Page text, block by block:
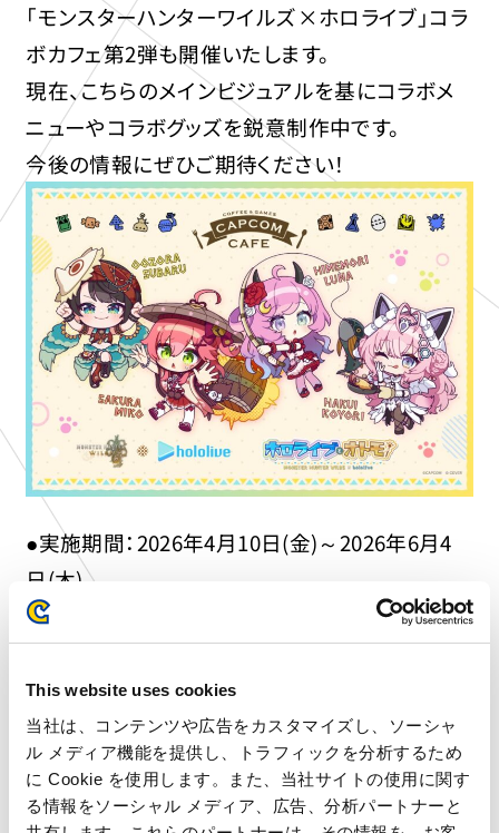
This website uses cookies
当社は、コンテンツや広告をカスタマイズし、ソーシャ
ル メディア機能を提供し、トラフィックを分析するため
に Cookie を使用します。また、当社サイトの使用に関す
る情報をソーシャル メディア、広告、分析パートナーと
「モンスターハンターワイルズ×ホロライブ」コラ
ボカフェ第2弾も開催いたします。
現在、こちらのメインビジュアルを基にコラボメ
ニューやコラボグッズを鋭意制作中です。
今後の情報にぜひご期待ください！
●実施期間：2026年4月10日(金)～2026年6月4
日(木)
●予約システム
フェ」公式サイトより受付となります。皆様のご来
店をお待ちしております。